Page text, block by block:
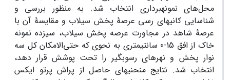
محل‌های نمونه­برداری انتخاب شد. به منظور بررسی و
شناسایی کانی­های رسی عرصۀ پخش سیلاب و مقایسۀ آن با
عرصۀ شاهد در مجاورت عرصه پخش سیلاب، سیزده نمونه
خاک از افق 15-0 سانتی­متری به نحوی که حتی‌الامکان کل سه
نوار پخش و نهرهای رسوب­گیر را تحت پوشش قرار دهد،
انتخاب شد. نتایج منحنی­های حاصل از پراش پرتو ایکس